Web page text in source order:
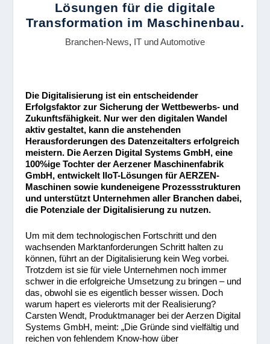
Lösungen für die digitale
Transformation im Maschinenbau.
Branchen-News, IT und Automotive
Die Digitalisierung ist ein entscheidender
Erfolgsfaktor zur Sicherung der Wettbewerbs- und
Zukunftsfähigkeit. Nur wer den digitalen Wandel
aktiv gestaltet, kann die anstehenden
Herausforderungen des Datenzeitalters erfolgreich
meistern. Die Aerzen Digital Systems GmbH, eine
100%ige Tochter der Aerzener Maschinenfabrik
GmbH, entwickelt IIoT-Lösungen für AERZEN-
Maschinen sowie kundeneigene Prozessstrukturen
und unterstützt Unternehmen aller Branchen dabei,
die Potenziale der Digitalisierung zu nutzen.
Um mit dem technologischen Fortschritt und den
wachsenden Marktanforderungen Schritt halten zu
können, führt an der Digitalisierung kein Weg vorbei.
Trotzdem ist sie für viele Unternehmen noch immer
schwer in die erfolgreiche Umsetzung zu bringen – und
das, obwohl sie es eigentlich besser wissen. Doch
warum hapert es vielerorts mit der Realisierung?
Carsten Wendt, Produktmanager bei der Aerzen Digital
Systems GmbH, meint: „Die Gründe sind vielfältig und
reichen von fehlendem Know-how über